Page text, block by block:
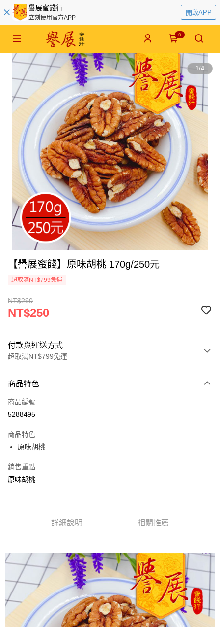
譽展蜜餞行
立刻使用官方APP
開啟APP
0
1/4
【譽展蜜餞】原味胡桃 170g/250元
超取滿NT$799免運
NT$290
NT$250
付款與運送方式
超取滿NT$799免運
信用卡一次付款
超商取貨付款
Apple Pay
街口支付
悠遊付
運送方式
全家取貨付款
每筆NT$60，滿NT$799(含以上)免運費
付款後全家取貨
每筆NT$60，滿NT$799(含以上)免運費
商品特色
商品編號
5288495
商品特色
原味胡桃
銷售重點
原味胡桃
詳細說明 相關推薦